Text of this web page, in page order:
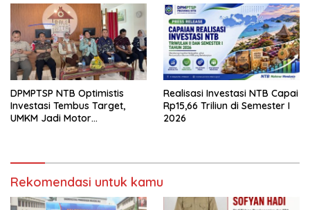
DPMPTSP NTB Optimistis
Investasi Tembus Target,
UMKM Jadi Motor
Realisasi Investasi NTB Capai
Rp15,66 Triliun di Semester I
2026
Rekomendasi untuk kamu